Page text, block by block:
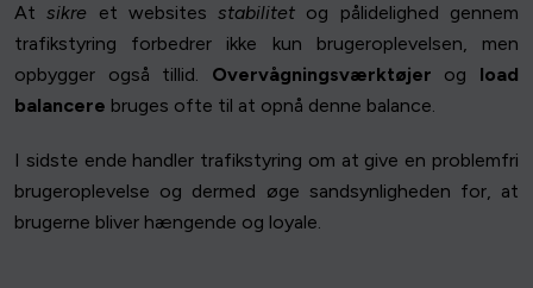
Atsikre et websitesstabilitet og pålidelighed gennem
trafikstyring forbedrer ikke kun brugeroplevelsen, men
opbygger også tillid. Overvågningsværktøjer og load
balancere bruges ofte til at opnå denne balance.
I sidste ende handler trafikstyring om at give en problemfri
brugeroplevelse og dermed øge sandsynligheden for, at
brugerne bliver hængende og loyale.